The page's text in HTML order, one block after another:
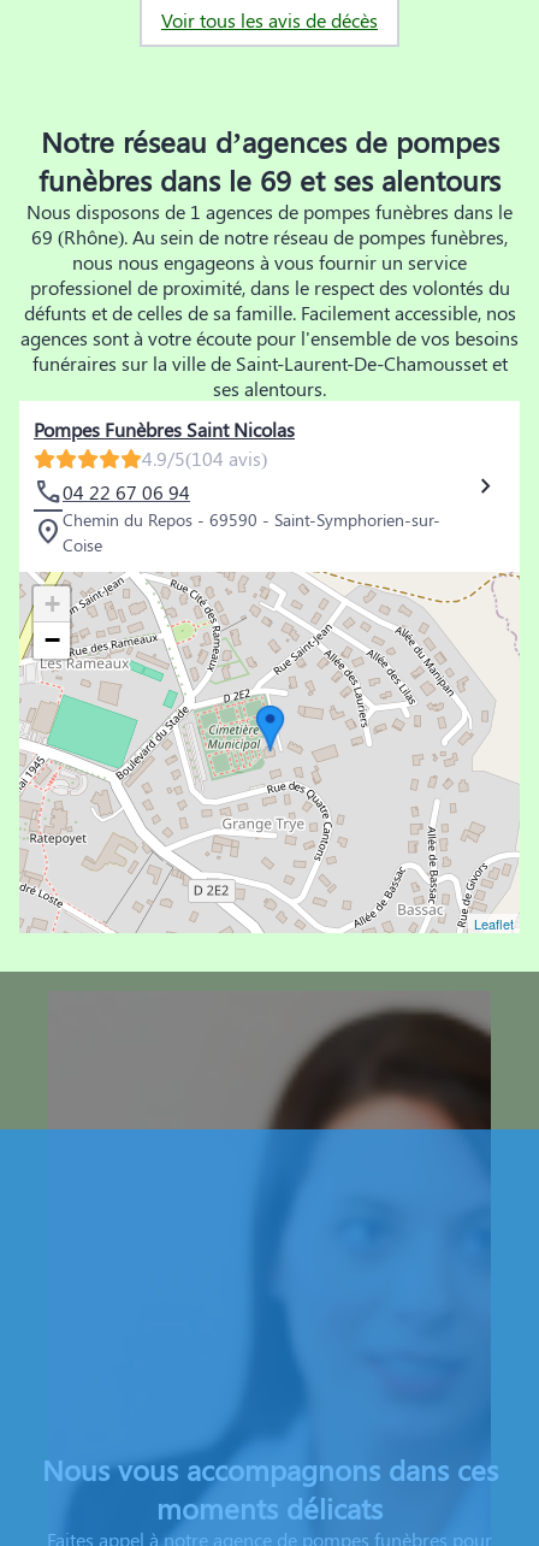
Voir tous les avis de décès
Notre réseau d’agences de pompes
funèbres dans le 69 et ses alentours
Nous disposons de 1 agences de pompes funèbres dans le
69 (Rhône). Au sein de notre réseau de pompes funèbres,
nous nous engageons à vous fournir un service
professionel de proximité, dans le respect des volontés du
défunts et de celles de sa famille. Facilement accessible, nos
agences sont à votre écoute pour l'ensemble de vos besoins
funéraires sur la ville de Saint-Laurent-De-Chamousset et
ses alentours.
Pompes Funèbres Saint Nicolas
4.9/5(104 avis)
04 22 67 06 94
Chemin du Repos - 69590 - Saint-Symphorien-sur-
Coise
+
−
Leaflet
Nous vous accompagnons dans ces
moments délicats
Faites appel à notre agence de pompes funèbres pour